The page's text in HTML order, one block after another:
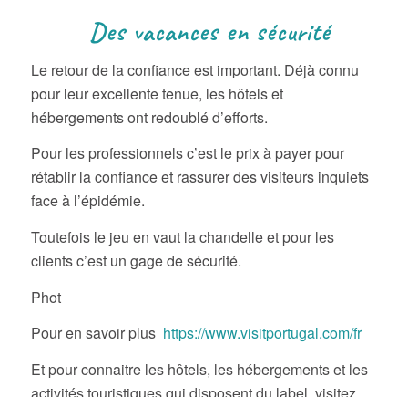
Des vacances en sécurité
Le retour de la confiance est important. Déjà connu
pour leur excellente tenue, les hôtels et
hébergements ont redoublé d’efforts.
Pour les professionnels c’est le prix à payer pour
rétablir la confiance et rassurer des visiteurs inquiets
face à l’épidémie.
Toutefois le jeu en vaut la chandelle et pour les
clients c’est un gage de sécurité.
Phot
Pour en savoir plus https://www.visitportugal.com/fr
Et pour connaitre les hôtels, les hébergements et les
activités touristiques qui disposent du label, visitez